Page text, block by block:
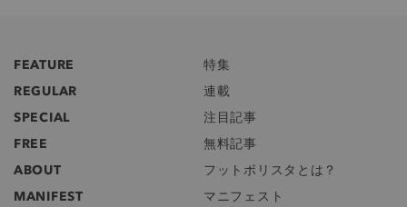
FEATURE
特集
REGULAR
連載
SPECIAL
注目記事
FREE
無料記事
ABOUT
フットボリスタとは？
MANIFEST
マニフェスト